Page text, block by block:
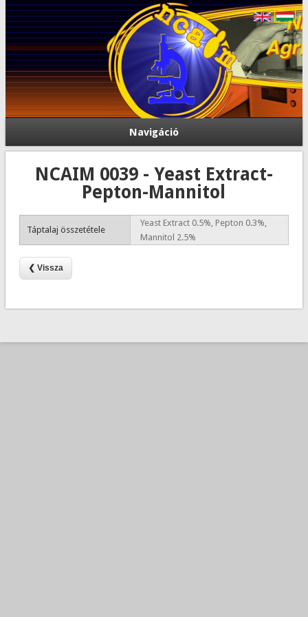
Navigáció
NCAIM 0039 - Yeast Extract-
Pepton-Mannitol
Táptalaj összetétele
Yeast Extract 0.5%, Pepton 0.3%,
Mannitol 2.5%